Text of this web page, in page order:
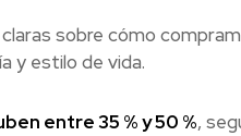
sobre cómo
y estilo de vida.
entre 35 % y 50 %,